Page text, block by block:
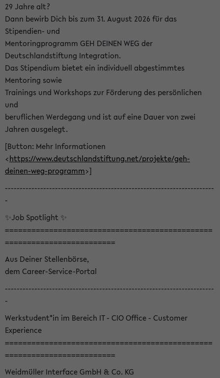
29 Jahre alt?
Dann bewirb Dich bis zum 31. August 2026 für das
Stipendien- und
Mentoringprogramm GEH DEINEN WEG der
Deutschlandstiftung Integration.
Das Stipendium bietet ein individuell abgestimmtes
Mentoring sowie
Trainings und Workshops zur Förderung des persönlichen
und
beruflichen Werdegang und ist auf eine Dauer von zwei
Jahren ausgelegt.
[Button: Mehr Informationen
<https://www.deutschlandstiftung.net/projekte/geh-
deinen-weg-programm>]
-----------------------------------------------------------------------
-
✨Job Spotlight ✨
===============================================
=========================
Aus Deiner Stellenbörse,
dem Career-Service-Portal
-----------------------------------------------------------------------
-
Werkstudent*in im Bereich IT - CIO Office - Customer
Experience
===============================================
=========================
Weidmüller Interface GmbH & Co. KG